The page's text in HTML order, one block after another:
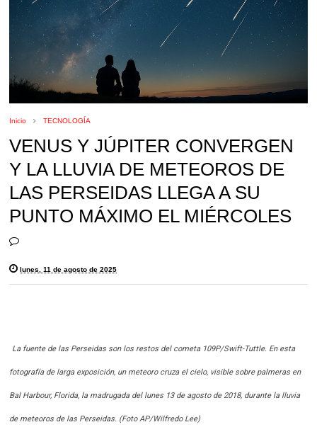
Inicio TECNOLOGÍA
VENUS Y JÚPITER CONVERGEN
Y LA LLUVIA DE METEOROS DE
LAS PERSEIDAS LLEGA A SU
PUNTO MÁXIMO EL MIÉRCOLES
lunes, 11 de agosto de 2025
La fuente de las Perseidas son los restos del cometa 109P/Swift-Tuttle. En esta
fotografía de larga exposición, un meteoro cruza el cielo, visible sobre palmeras en
Bal Harbour, Florida, la madrugada del lunes 13 de agosto de 2018, durante la lluvia
de meteoros de las Perseidas. (Foto AP/Wilfredo Lee)